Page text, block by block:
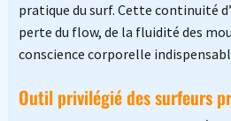
pratique du surf. Cette continuité
perte du flow, de la fluidité des
conscience corporelle
Outil privilégié des surfeurs